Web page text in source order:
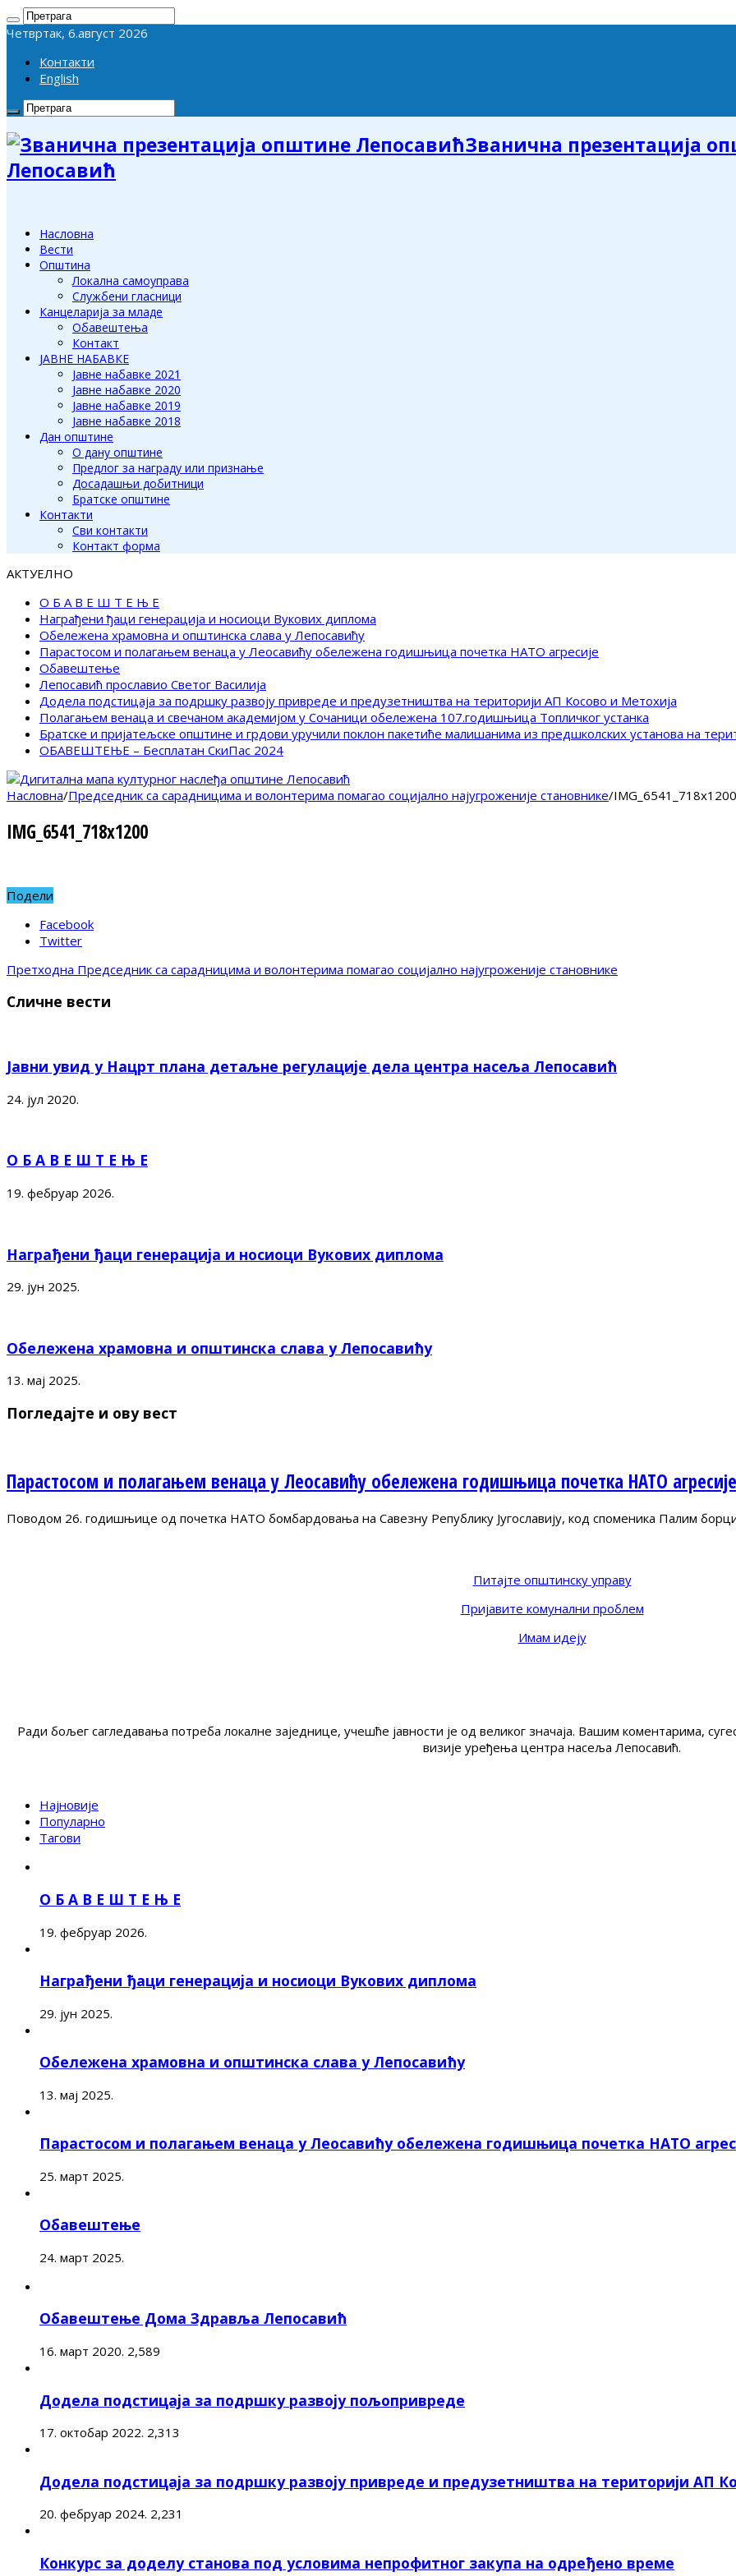
Четвртак, 6.август 2026
Контакти
English
Званична презентација
Лепосавић
Насловна
Вести
Општина
Локална самоуправа
Службени гласници
Канцеларија за младе
Обавештења
Контакт
ЈАВНЕ НАБАВКЕ
Јавне набавке 2021
Јавне набавке 2020
Јавне набавке 2019
Јавне набавке 2018
Дан општине
О дану општине
Предлог за награду или признање
Досадашњи добитници
Братске општине
Контакти
Сви контакти
Контакт форма
АКТУЕЛНО
О Б А В Е Ш Т Е Њ Е
Награђени ђаци генерација и носиоци Вукових диплома
Обележена храмовна и општинска слава у Лепосавићу
Парастосом и полагањем венаца у Леосавићу обележена годишњица почетка НАТО агресије
Обавештење
Лепосавић прославио Светог Василија
Додела подстицаја за подршку развоју привреде и предузетништва на територији АП Косово и Метохија
Полагањем венаца и свечаном академијом у Сочаници обележена 107.годишњица Топличког устанка
Братске и пријатељске општине и грдови уручили поклон пакетиће малишанима из предшколских установа на
ОБАВЕШТЕЊЕ – Бесплатан СкиПас 2024
Насловна/Председник са сарадницима и волонтерима помагао социјално најугроженије становнике/IMG_6541_718x1200
IMG_6541_718x1200
Подели
Facebook
Twitter
Претходна Председник са сарадницима и волонтерима помагао социјално најугроженије становнике
Сличне вести
Јавни увид у Нацрт плана детаљне регулације дела центра насеља Лепосавић
24. јул 2020.
О Б А В Е Ш Т Е Њ Е
19. фебруар 2026.
Награђени ђаци генерација и носиоци Вукових диплома
29. јун 2025.
Обележена храмовна и општинска слава у Лепосавићу
13. мај 2025.
Погледајте и ову вест
Парастосом и полагањем венаца у Леосавићу обележена годишњица почетка НАТО агресије
Поводом 26. годишњице од почетка НАТО бомбардовања на Савезну Републику Југославију, код споменика Палим
Питајте општинску управу
Пријавите комунални проблем
Имам идеју
Ради бољег сагледавања потреба локалне заједнице, учешће јавности је од великог значаја. Вашим коментарима,
визије уређења центра насеља Лепосавић.
Најновије
Популарно
Тагови
О Б А В Е Ш Т Е Њ Е
19. фебруар 2026.
Награђени ђаци генерација и носиоци Вукових диплома
29. јун 2025.
Обележена храмовна и општинска слава у Лепосавићу
13. мај 2025.
Парастосом и полагањем венаца у Леосавићу обележена годишњица почетка НАТО
25. март 2025.
Обавештење
24. март 2025.
Обавештење Дома Здравља Лепосавић
16. март 2020. 2,589
Додела подстицаја за подршку развоју пољопривреде
17. октобар 2022. 2,313
Додела подстицаја за подршку развоју привреде и предузетништва на територији АП
20. фебруар 2024. 2,231
Конкурс за доделу станова под условима непрофитног закупа на одређено време